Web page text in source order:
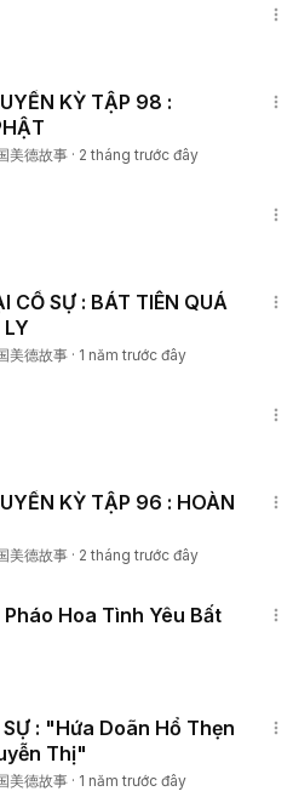
KỲ TẬP 98 :
美德故事 · 2 tháng trước đây
CỐ SỰ : BÁT TIÊN QUÁ
美德故事 · 1 năm trước đây
KỲ TẬP 96 : HOÀN
美德故事 · 2 tháng trước đây
Hoa Tình Yêu Bất
: "Hứa Doãn Hổ Thẹn
Thị"
美德故事 · 1 năm trước đây